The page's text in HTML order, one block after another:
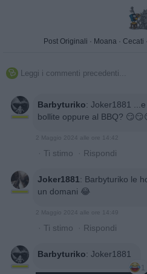
Post Originali · Moana · Cecati ·
 Leggi i commenti precedenti...
Barbyturiko: Joker1881
bollite oppure al BBQ?
· Ti stimo · Rispondi
Joker1881: Barbyturiko le
un domani 😂
· Ti stimo · Rispondi
Barbyturiko: Joker1881
1